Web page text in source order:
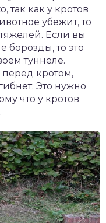
так как у кротов
убежит, то
Если вы
борозды, то это
туннеле.
перед кротом,
Это нужно
что у кротов